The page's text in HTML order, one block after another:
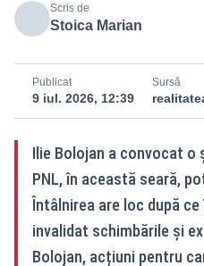
Scris de
Stoica Marian
Publicat
9 iul. 2026, 12:39
Sursă
Ilie Bolojan a convocat
PNL, în această seară,
Întâlnirea are loc după
invalidat schimbările și
Bolojan, acțiuni pentru